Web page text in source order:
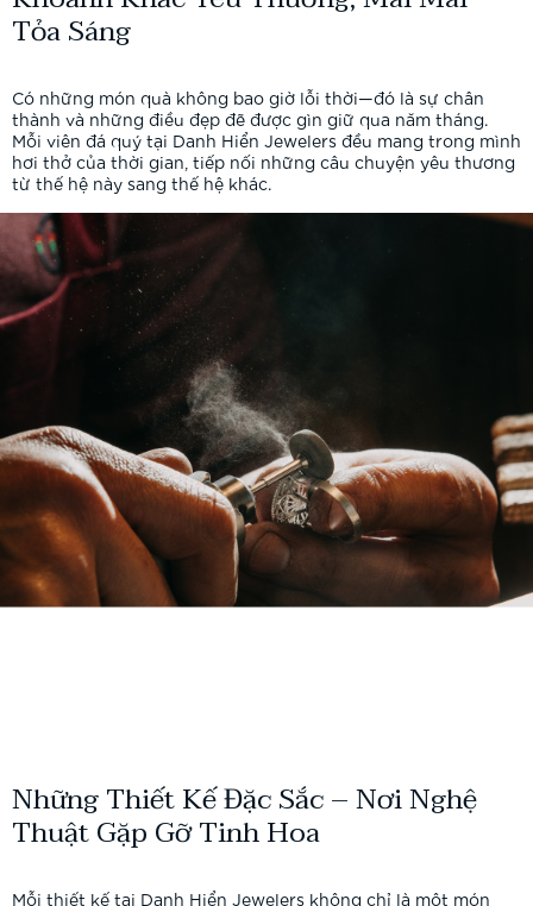
Tỏa Sáng
Có những món quà không bao giờ lỗi thời—đó là sự chân
thành và những điều đẹp đẽ được gìn giữ qua năm tháng.
Mỗi viên đá quý tại Danh Hiển Jewelers đều mang trong mình
hơi thở của thời gian, tiếp nối những câu chuyện yêu thương
từ thế hệ này sang thế hệ khác.
Những Thiết Kế Đặc Sắc – Nơi Nghệ
Thuật Gặp Gỡ Tinh Hoa
Mỗi thiết kế tại Danh Hiển Jewelers không chỉ là một món